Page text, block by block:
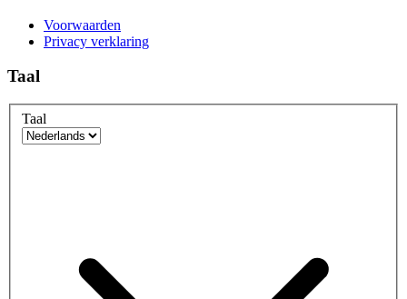
Voorwaarden
Privacy verklaring
Taal
Taal